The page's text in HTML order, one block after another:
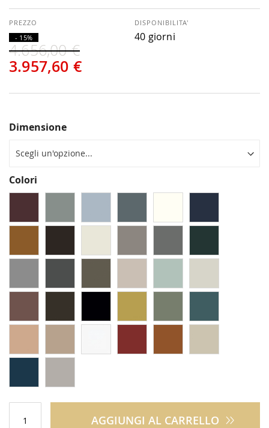
3.957,60 €
4.656,00 €
- 15%
DISPONIBILITA'
40 giorni
Dimensione
Colori
AGGIUNGI AL CARRELLO